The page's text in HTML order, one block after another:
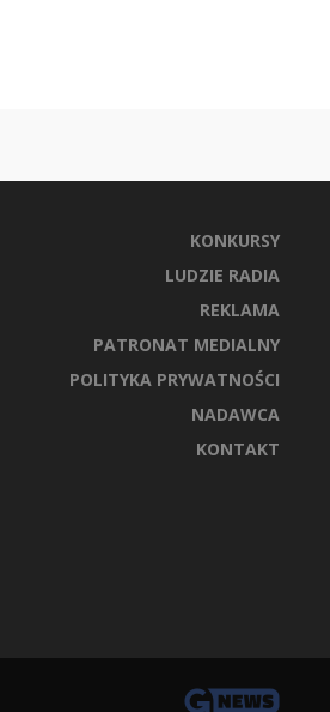
KONKURSY
LUDZIE RADIA
REKLAMA
PATRONAT MEDIALNY
POLITYKA PRYWATNOŚCI
NADAWCA
KONTAKT